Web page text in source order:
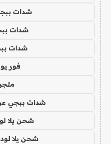
شدات
شدات
شدات
فور
متجر 4u
شدات ببجي
شحن يلا
شحن يلا